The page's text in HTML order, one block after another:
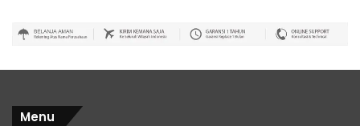
Menu